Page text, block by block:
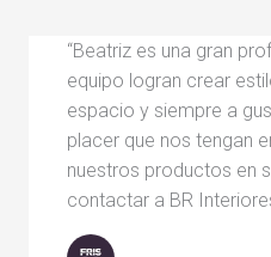
“Beatriz es una gran
equipo logran crear
espacio y siempre a
placer que nos tengan
nuestros productos en
contactar a BR